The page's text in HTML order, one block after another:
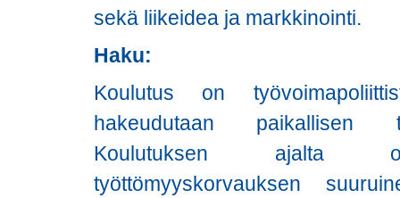
sekä liikeidea ja markkinointi.
Haku:
Koulutus on
hakeudutaan paikallisen
Koulutuksen ajalta
työttömyyskorvauksen